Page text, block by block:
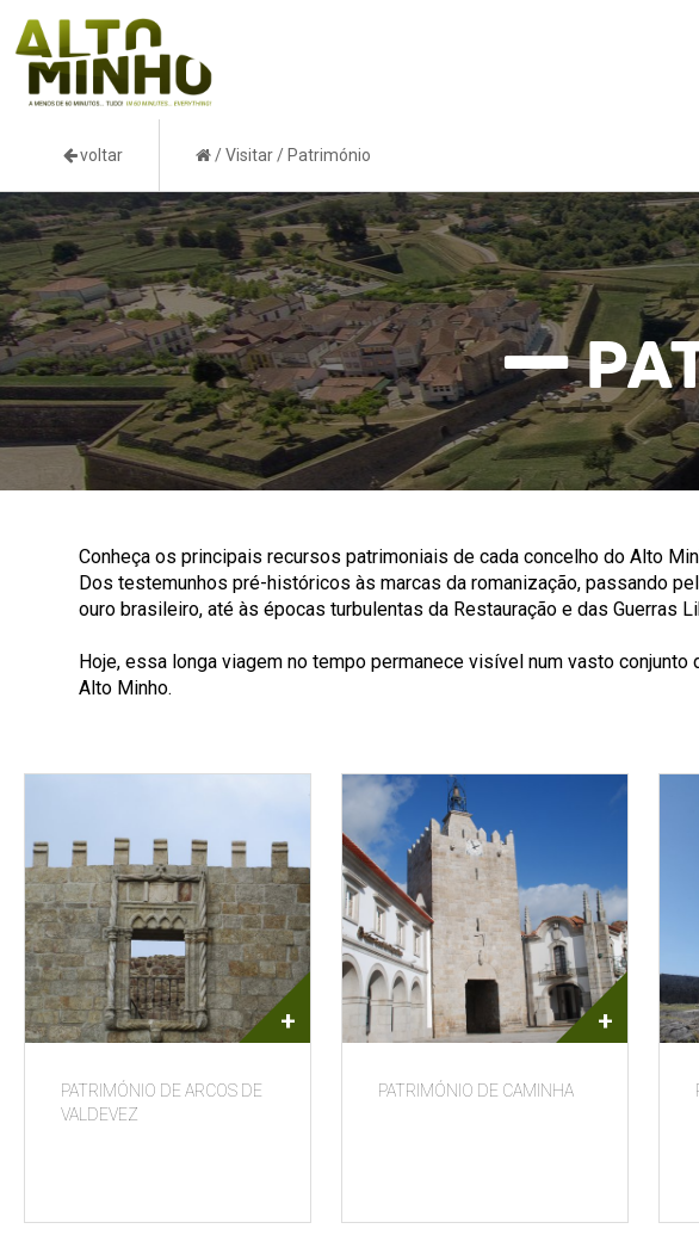
voltar /Visitar/ Património
Conheça os principais recursos patrimoniais de cada concelho do Alto
Dos testemunhos pré-históricos às marcas da romanização, passando
ouro brasileiro, até às épocas turbulentas da Restauração e das Guerras
Hoje, essa longa viagem no tempo permanece visível num vasto
Alto Minho.
PATRIMÓNIO DE ARCOS DE
VALDEVEZ
+
PATRIMÓNIO DE CAMINHA
+